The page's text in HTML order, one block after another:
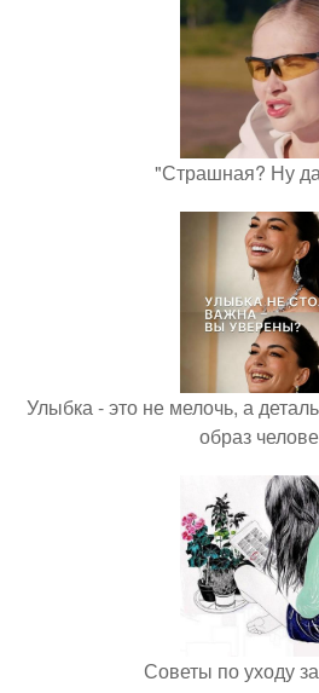
"Страшная? Ну
Улыбка - это не мелочь, а
образ
Советы по уходу